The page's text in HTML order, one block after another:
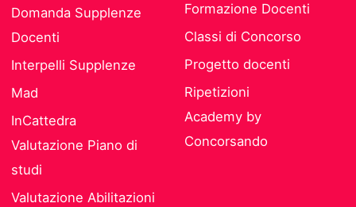
Domanda Supplenze
Docenti
Interpelli Supplenze
Mad
InCattedra
Valutazione Piano di
studi
Valutazione Abilitazioni
Formazione Docenti
Classi di Concorso
Progetto docenti
Ripetizioni
Academy by
Concorsando